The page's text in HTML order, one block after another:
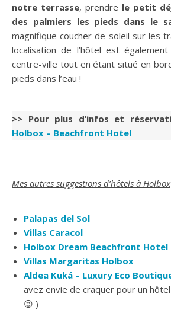
notre terrasse, prendre le petit
des palmiers les pieds dans le
magnifique coucher de soleil sur les
localisation de l’hôtel est
centre-ville tout en étant situé en
pieds dans l’eau !
>> Pour plus d’infos et
Holbox – Beachfront Hotel
Mes autres suggestions d’hôtels à Holbox
Palapas del Sol
Villas Caracol
Holbox Dream Beachfront Hotel
Villas Margaritas Holbox
Aldea Kuká – Luxury Eco
avez envie de craquer pour un
😉 )